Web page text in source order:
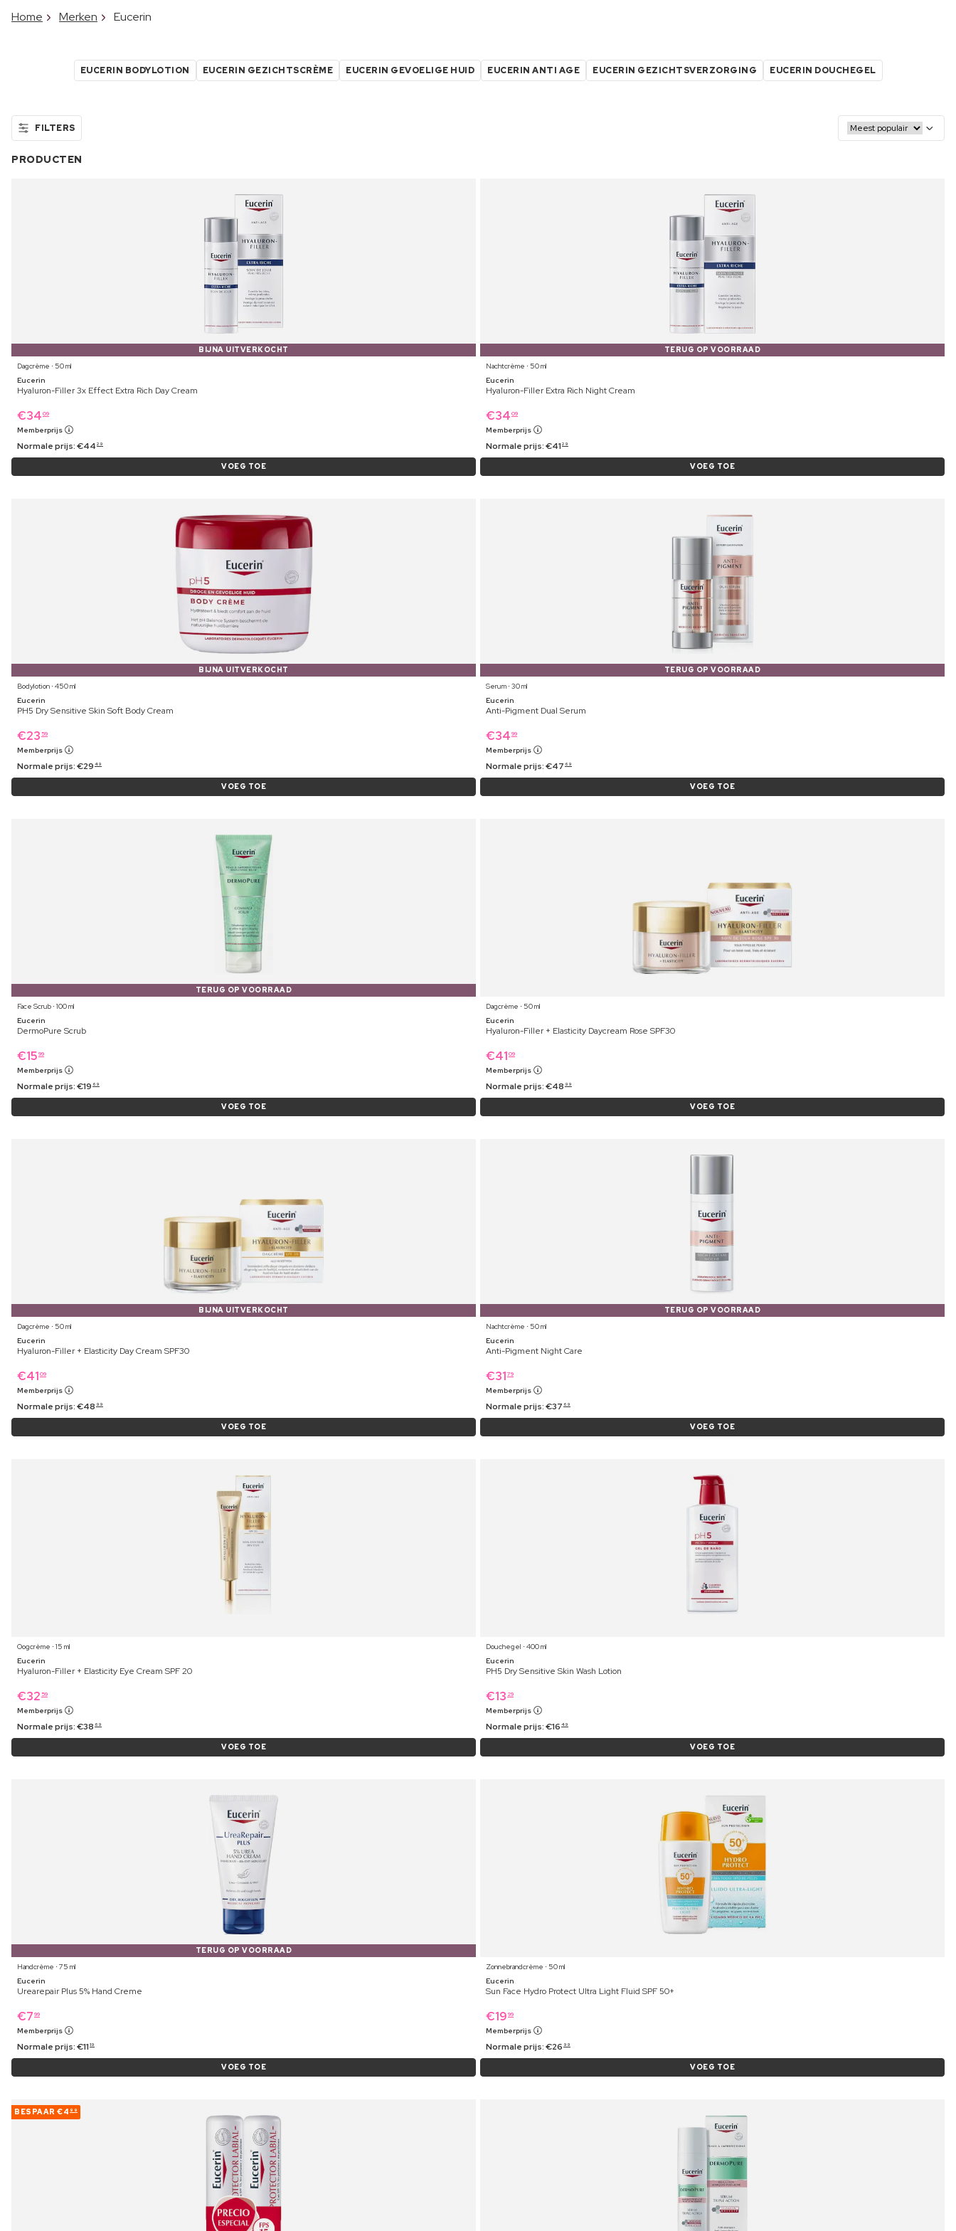
Home Merken Eucerin
EUCERIN BODYLOTION EUCERIN GEZICHTSCRÈME EUCERIN GEVOELIGE HUID EUCERIN ANTI AGE EUCERIN GEZICHTSVERZORGING EUCERIN DOUCHEGEL
FILTERS
PRODUCTEN
BIJNA UITVERKOCHT
Dagcrème ⋅ 50 ml
Eucerin
Hyaluron-Filler 3x Effect Extra Rich Day Cream
€34 09
Memberprijs
Normale prijs:€44 29
VOEG TOE
TERUG OP VOORRAAD
Nachtcrème ⋅ 50 ml
Eucerin
Hyaluron-Filler Extra Rich Night Cream
€34 09
Memberprijs
Normale prijs:€41 29
VOEG TOE
BIJNA UITVERKOCHT
Bodylotion ⋅ 450 ml
Eucerin
PH5 Dry Sensitive Skin Soft Body Cream
€23 59
Memberprijs
Normale prijs:€29 49
VOEG TOE
TERUG OP VOORRAAD
Serum ⋅ 30 ml
Eucerin
Anti-Pigment Dual Serum
€34 99
Memberprijs
Normale prijs:€47 69
VOEG TOE
TERUG OP VOORRAAD
Face Scrub ⋅ 100 ml
Eucerin
DermoPure Scrub
€15 99
Memberprijs
Normale prijs:€19 69
VOEG TOE
Dagcrème ⋅ 50 ml
Eucerin
Hyaluron-Filler + Elasticity Daycream Rose SPF30
€41 09
Memberprijs
Normale prijs:€48 99
VOEG TOE
BIJNA UITVERKOCHT
Dagcrème ⋅ 50 ml
Eucerin
Hyaluron-Filler + Elasticity Day Cream SPF30
€41 09
Memberprijs
Normale prijs:€48 99
VOEG TOE
TERUG OP VOORRAAD
Nachtcrème ⋅ 50 ml
Eucerin
Anti-Pigment Night Care
€31 79
Memberprijs
Normale prijs:€37 69
VOEG TOE
Oogcrème ⋅ 15 ml
Eucerin
Hyaluron-Filler + Elasticity Eye Cream SPF 20
€32 59
Memberprijs
Normale prijs:€38 69
VOEG TOE
Douchegel ⋅ 400 ml
Eucerin
PH5 Dry Sensitive Skin Wash Lotion
€13 29
Memberprijs
Normale prijs:€16 49
VOEG TOE
TERUG OP VOORRAAD
Handcrème ⋅ 75 ml
Eucerin
Urearepair Plus 5% Hand Creme
€7 99
Memberprijs
Normale prijs:€11 19
VOEG TOE
Zonnebrandcrème ⋅ 50 ml
Eucerin
Sun Face Hydro Protect Ultra Light Fluid SPF 50+
€19 99
Memberprijs
Normale prijs:€26 99
VOEG TOE
BESPAAR €4 99